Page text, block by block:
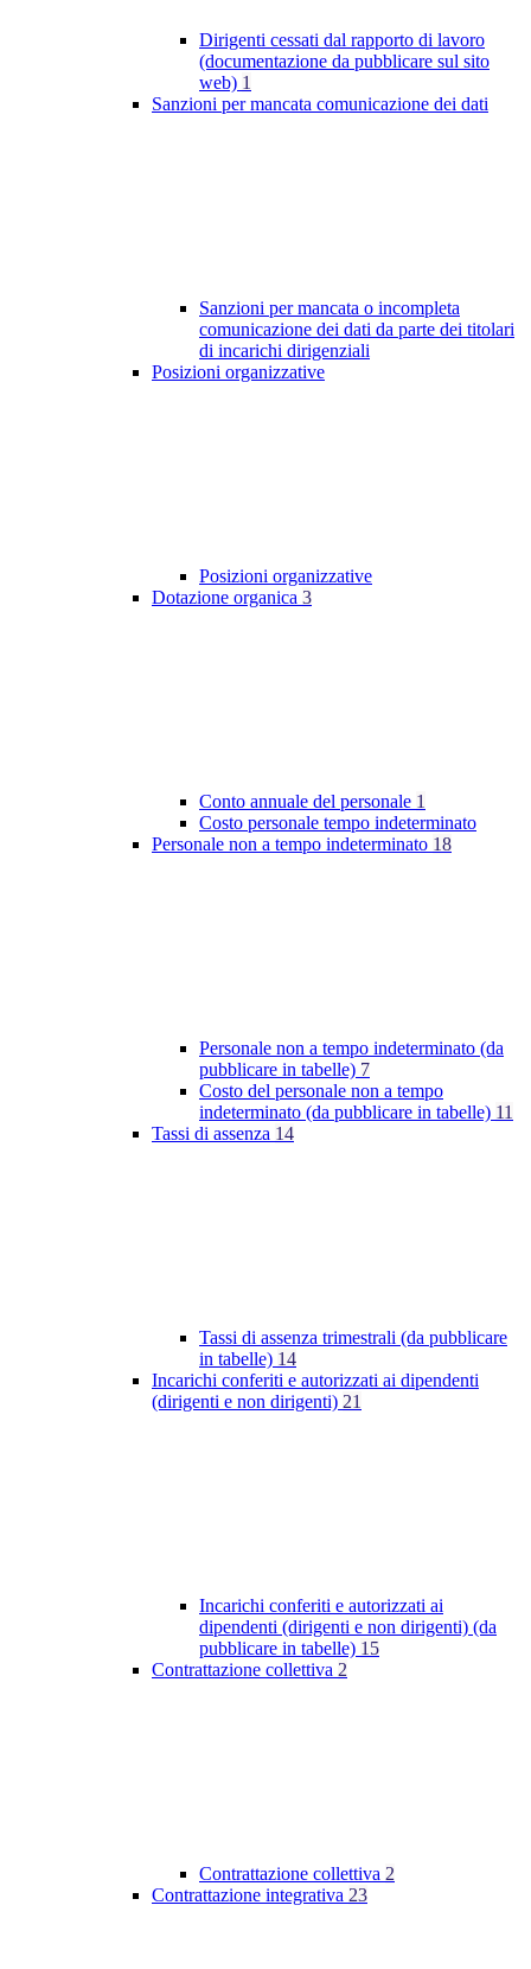
Dirigenti cessati dal rapporto di lavoro
(documentazione da pubblicare sul sito
web) 1
Sanzioni per mancata comunicazione dei dati
Sanzioni per mancata o incompleta
comunicazione dei dati da parte dei titolari
di incarichi dirigenziali
Posizioni organizzative
Posizioni organizzative
Dotazione organica 3
Conto annuale del personale 1
Costo personale tempo indeterminato
Personale non a tempo indeterminato 18
Personale non a tempo indeterminato (da
pubblicare in tabelle) 7
Costo del personale non a tempo
indeterminato (da pubblicare in tabelle) 11
Tassi di assenza 14
Tassi di assenza trimestrali (da pubblicare
in tabelle) 14
Incarichi conferiti e autorizzati ai dipendenti
(dirigenti e non dirigenti) 21
Incarichi conferiti e autorizzati ai
dipendenti (dirigenti e non dirigenti) (da
pubblicare in tabelle) 15
Contrattazione collettiva 2
Contrattazione collettiva 2
Contrattazione integrativa 23